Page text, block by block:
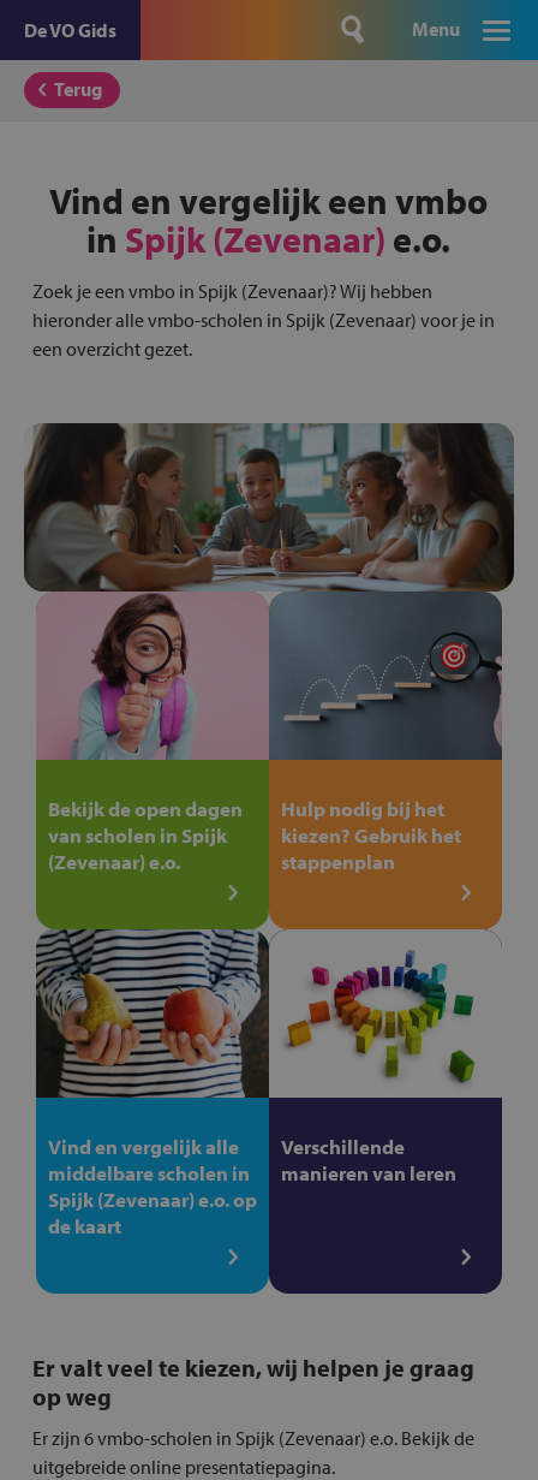
De VO Gids Menu
Terug
Vind en vergelijk een vmbo
in Spijk (Zevenaar) e.o.
Zoek je een vmbo in Spijk (Zevenaar)? Wij hebben
hieronder alle vmbo-scholen in Spijk (Zevenaar) voor je in
een overzicht gezet.
Bekijk de open dagen
van scholen in Spijk
(Zevenaar) e.o.
Hulp nodig bij het
kiezen? Gebruik het
stappenplan
Vind en vergelijk alle
middelbare scholen in
Spijk (Zevenaar) e.o. op
de kaart
Verschillende
manieren van leren
Er valt veel te kiezen, wij helpen je graag
op weg
Er zijn 6 vmbo-scholen in Spijk (Zevenaar) e.o. Bekijk de
uitgebreide online presentatiepagina.